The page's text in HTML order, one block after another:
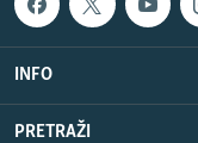
INFO
PRETRAŽI